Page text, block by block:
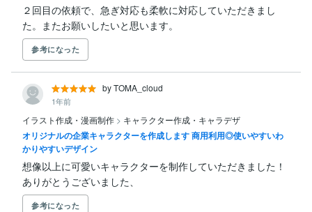
２回目の依頼で、急ぎ対応も柔軟に対応していただきまし
た。またお願いしたいと思います。
参考になった
by TOMA_cloud
1年前
イラスト作成・漫画制作 > キャラクター作成・キャラデザ
オリジナルの企業キャラクターを作成します 商用利用◎使いやすいわ
かりやすいデザイン
想像以上に可愛いキャラクターを制作していただきました！
ありがとうございました、
参考になった